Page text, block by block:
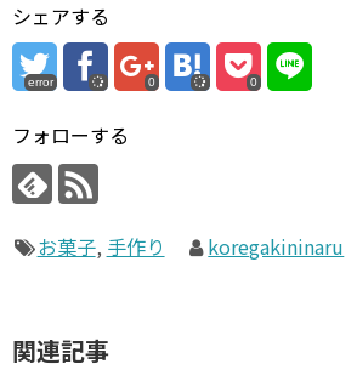
シェアする
error 0 0
フォローする
お菓子, 手作り koregakininaru
関連記事